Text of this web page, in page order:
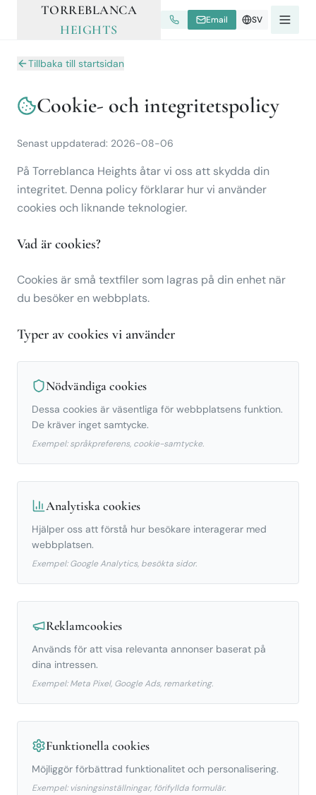
TORREBLANCA
HEIGHTS
Email SV
+34 653 800 672
info@torreblancaheights.com
Tillbaka till startsidan
Cookie- och integritetspolicy
Senast uppdaterad: 2026-08-06
På Torreblanca Heights åtar vi oss att skydda din
integritet. Denna policy förklarar hur vi använder
cookies och liknande teknologier.
Vad är cookies?
Cookies är små textfiler som lagras på din enhet när
du besöker en webbplats.
Typer av cookies vi använder
Nödvändiga cookies
Dessa cookies är väsentliga för webbplatsens funktion.
De kräver inget samtycke.
Exempel: språkpreferens, cookie-samtycke.
Analytiska cookies
Hjälper oss att förstå hur besökare interagerar med
webbplatsen.
Exempel: Google Analytics, besökta sidor.
Reklamcookies
Används för att visa relevanta annonser baserat på
dina intressen.
Exempel: Meta Pixel, Google Ads, remarketing.
Funktionella cookies
Möjliggör förbättrad funktionalitet och personalisering.
Exempel: visningsinställningar, förifyllda formulär.